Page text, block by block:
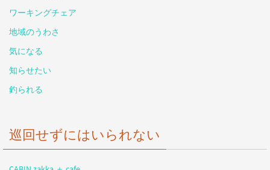
ワーキングチェア
地域のうわさ
気になる
知らせたい
釣られる
巡回せずにはいられない